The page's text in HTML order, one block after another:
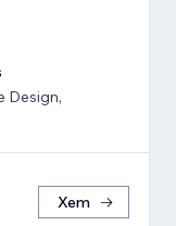
Design,
Xem